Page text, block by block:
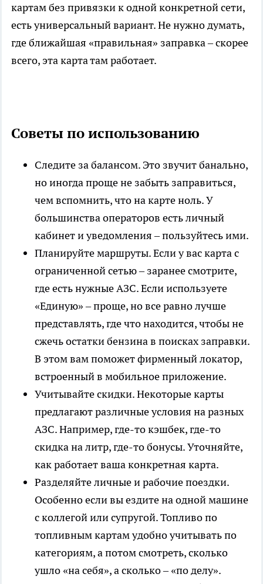
картам без привязки к одной конкретной сети,
есть универсальный вариант. Не нужно думать,
где ближайшая «правильная» заправка – скорее
всего, эта карта там работает.
Советы по использованию
Следите за балансом. Это звучит банально,
но иногда проще не забыть заправиться,
чем вспомнить, что на карте ноль. У
большинства операторов есть личный
кабинет и уведомления – пользуйтесь ими.
Планируйте маршруты. Если у вас карта с
ограниченной сетью – заранее смотрите,
где есть нужные АЗС. Если используете
«Единую» – проще, но все равно лучше
представлять, где что находится, чтобы не
сжечь остатки бензина в поисках заправки.
В этом вам поможет фирменный локатор,
встроенный в мобильное приложение.
Учитывайте скидки. Некоторые карты
предлагают различные условия на разных
АЗС. Например, где-то кэшбек, где-то
скидка на литр, где-то бонусы. Уточняйте,
как работает ваша конкретная карта.
Разделяйте личные и рабочие поездки.
Особенно если вы ездите на одной машине
с коллегой или супругой. Топливо по
топливным картам удобно учитывать по
категориям, а потом смотреть, сколько
ушло «на себя», а сколько – «по делу».